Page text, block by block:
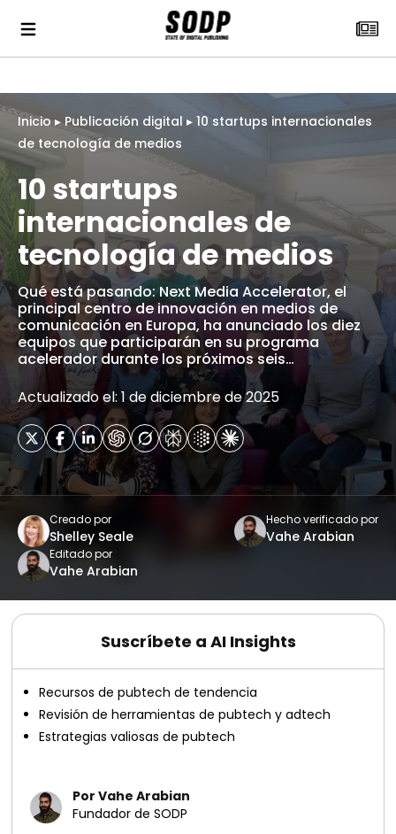
Inicio▸Publicación digital ▸ 10 startups internacionales
de tecnología de medios
10 startups
internacionales de
tecnología de medios
Qué está pasando: Next Media Accelerator, el
principal centro de innovación en medios de
comunicación en Europa, ha anunciado los diez
equipos que participarán en su programa
acelerador durante los próximos seis…
Actualizado el: 1 de diciembre de 2025
Creado por
Shelley Seale
Hecho verificado por
Vahe Arabian
Editado por
Vahe Arabian
Suscríbete a AI Insights
Recursos de pubtech de tendencia
Revisión de herramientas de pubtech y adtech
Estrategias valiosas de pubtech
Por Vahe Arabian
Fundador de SODP